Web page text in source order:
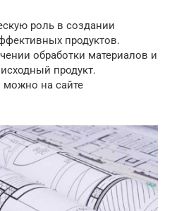
роль в создании
продуктов.
обработки материалов и
продукт.
можно на сайте